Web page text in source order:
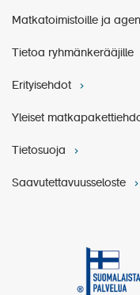
Matkatoimistoille ja
Tietoa ryhmänkerääjille
Erityisehdot
Yleiset
Tietosuoja
Saavutettavuusseloste